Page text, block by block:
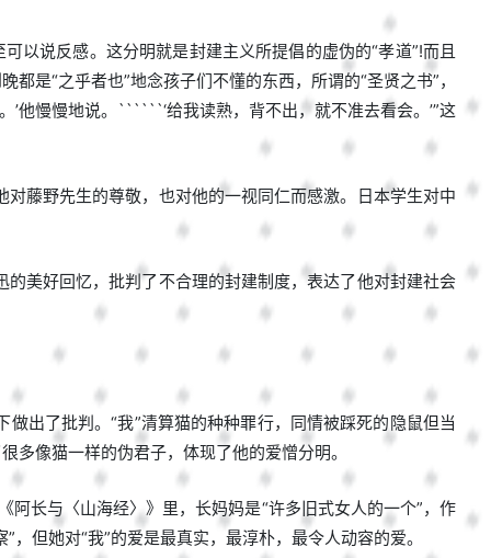
以说反感。这分明就是封建主义所提倡的虚伪的“孝道”!而且
是“之乎者也”地念孩子们不懂的东西，所谓的“圣贤之书”，
’他慢慢地说。``````‘给我读熟，背不出，就不准去看会。’”这
藤野先生的尊敬，也对他的一视同仁而感激。日本学生对中
美好回忆，批判了不合理的封建制度，表达了他对封建社会
出了批判。“我”清算猫的种种罪行，同情被踩死的隐鼠但当
多像猫一样的伪君子，体现了他的爱憎分明。
阿长与〈山海经〉》里，长妈妈是“许多旧式女人的一个”，作
但她对“我”的爱是最真实，最淳朴，最令人动容的爱。